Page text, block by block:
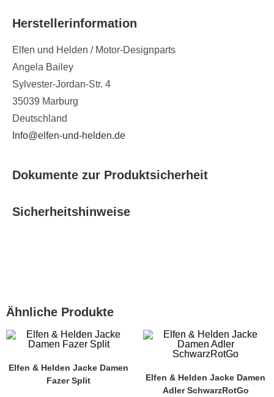
Herstellerinformation
Elfen und Helden / Motor-Designparts
Angela Bailey
Sylvester-Jordan-Str. 4
35039 Marburg
Deutschland
Info@elfen-und-helden.de
Dokumente zur Produktsicherheit
Sicherheitshinweise
Ähnliche Produkte
Elfen & Helden Jacke Damen
Fazer Split
Elfen & Helden Jacke Damen
Adler SchwarzRotGo